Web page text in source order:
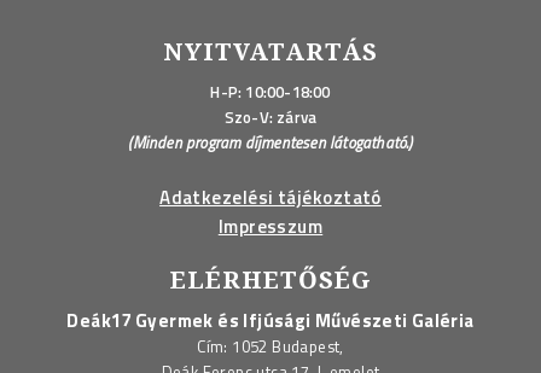
NYITVATARTÁS
H-P: 10:00-18:00
Szo-V: zárva
(Minden program díjmentesen látogatható.)
Adatkezelési tájékoztató
Impresszum
ELÉRHETŐSÉG
Deák17 Gyermek és Ifjúsági Művészeti Galéria
Cím: 1052 Budapest,